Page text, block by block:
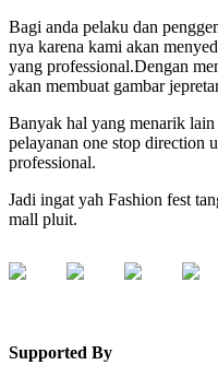
Bagi anda pelaku dan
nya karena kami akan
yang professional.Dengan
akan membuat gambar
Banyak hal yang menarik
pelayanan one stop direction
professional.
Jadi ingat yah Fashion fest
mall pluit.
Supported By